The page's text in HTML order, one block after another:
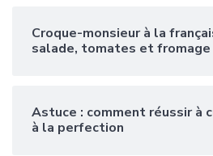
Croque-monsieur à la
salade, tomates et fromage
Astuce : comment réussir à
à la perfection